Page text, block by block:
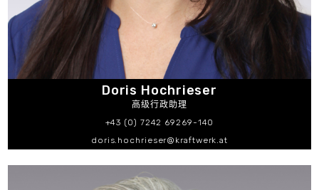
Doris Hochrieser
高级行政助理
+43 (0) 7242 69269-140
doris.hochrieser@kraftwerk.at